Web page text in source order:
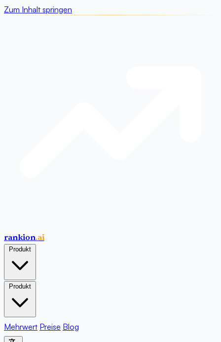
Zum Inhalt springen
rankion.ai
Produkt
Produkt
Mehrwert Preise Blog